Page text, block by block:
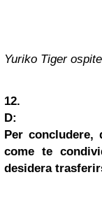
Yuriko Tiger
12.
D:
Per
come te
desidera